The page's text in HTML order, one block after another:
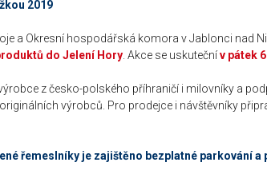
2019
a Okresní hospodářská komora v Jablonci nad
do Jelení Hory . Akce se uskutečnív pátek
z česko-polského příhraničí i milovníky a
výrobců. Pro prodejce i návštěvníky
řemeslníky je zajištěno bezplatné parkování